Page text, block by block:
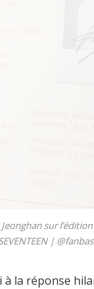
sur
|
à la réponse